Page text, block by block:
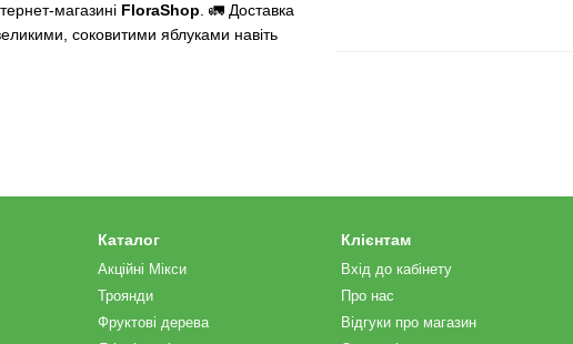
магазині FloraShop. 🚛 Доставка
соковитими яблуками навіть
Каталог
Акційні Мікси
Троянди
Фруктові дерева
Клієнтам
Вхід до кабінету
Про нас
Відгуки про магазин